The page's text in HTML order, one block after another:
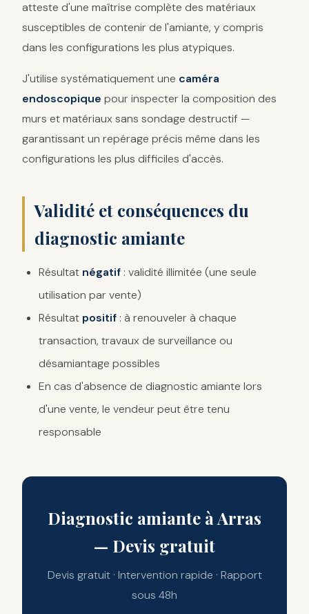
atteste d'une maîtrise complète des matériaux
susceptibles de contenir de l'amiante, y compris
dans les configurations les plus atypiques.
J'utilise systématiquement une caméra
endoscopique pour inspecter la composition des
murs et matériaux sans sondage destructif —
garantissant un repérage précis même dans les
configurations les plus difficiles d'accès.
Validité et conséquences du
diagnostic amiante
Résultat négatif : validité illimitée (une seule
utilisation par vente)
Résultat positif : à renouveler à chaque
transaction, travaux de surveillance ou
désamiantage possibles
En cas d'absence de diagnostic amiante lors
d'une vente, le vendeur peut être tenu
responsable
Diagnostic amiante à Arras
— Devis gratuit
Devis gratuit · Intervention rapide · Rapport
sous 48h